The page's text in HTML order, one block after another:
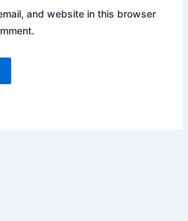
and website in this browser